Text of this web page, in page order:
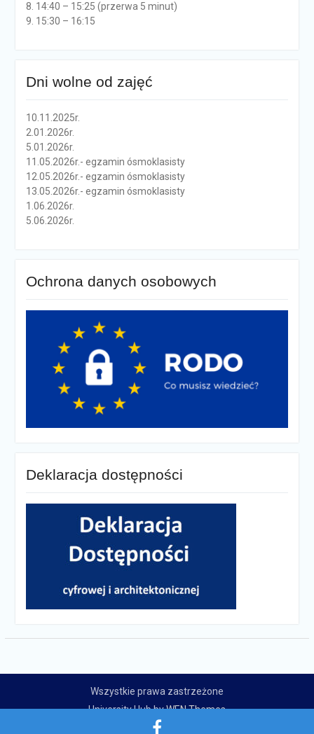
8. 14:40 – 15:25 (przerwa 5 minut)
9. 15:30 – 16:15
Dni wolne od zajęć
10.11.2025r.
2.01.2026r.
5.01.2026r.
11.05.2026r.- egzamin ósmoklasisty
12.05.2026r.- egzamin ósmoklasisty
13.05.2026r.- egzamin ósmoklasisty
1.06.2026r.
5.06.2026r.
Ochrona danych osobowych
Deklaracja dostępności
Wszystkie prawa zastrzeżone
University Hub byWEN Themes
Zespół Szkolno-Przedszkolny w Płużnicy